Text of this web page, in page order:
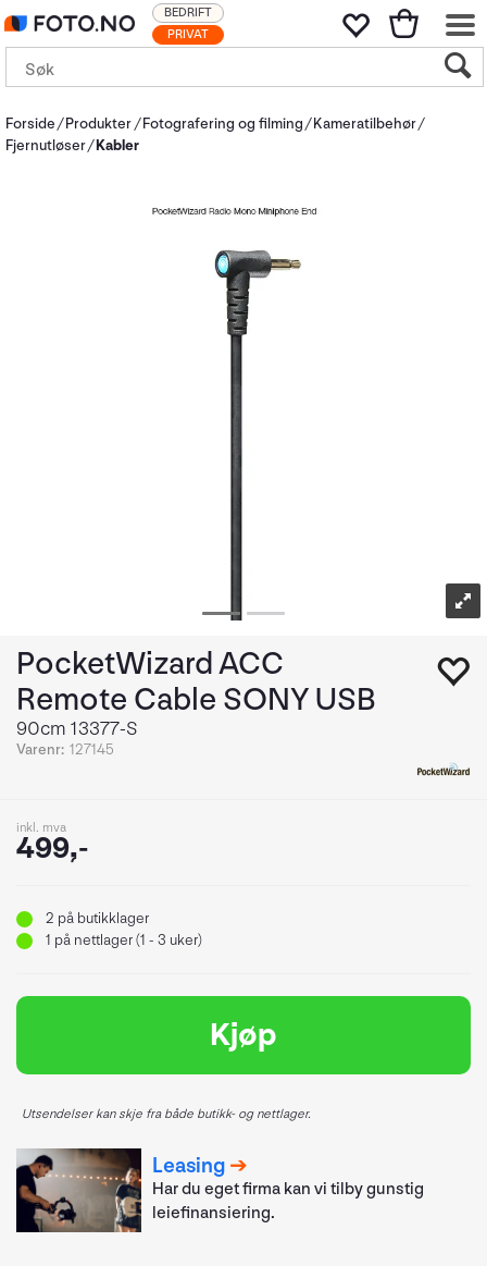
PRIVAT
BEDRIFT
Forside Produkter Fotografering og filming
Kameratilbehør
Fjernutløser Kabler
PocketWizard ACC
Remote Cable SONY USB
90cm 13377-S
Varenr: 127145
inkl. mva
499,-
2 på butikklager
1 på nettlager (1 - 3 uker)
Kjøp
Utsendelser kan skje fra både butikk- og nettlager.
Leasing
Har du eget firma kan vi tilby gunstig
leiefinansiering.